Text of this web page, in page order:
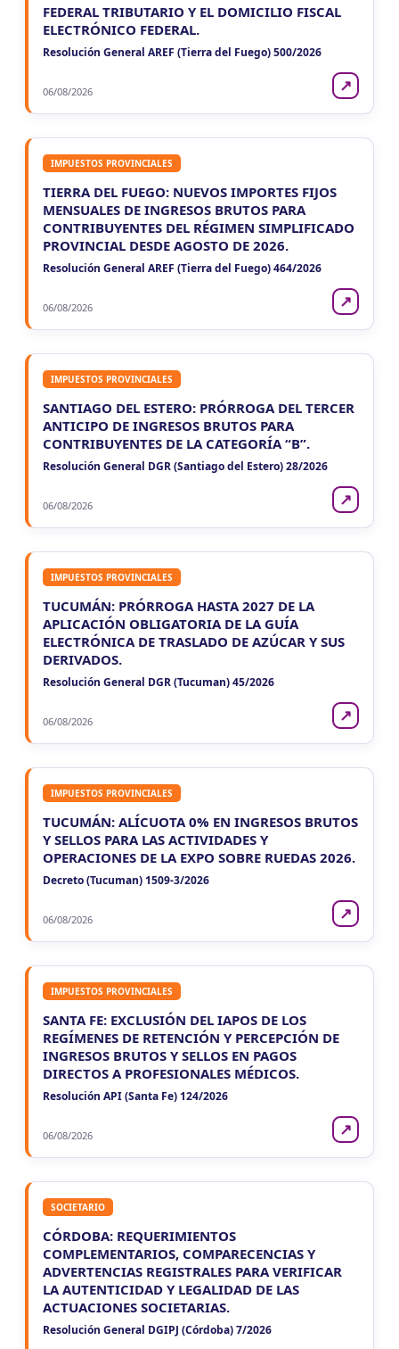
LUN
10 NACIONAL
Casas Particulares F102/RT
10
CUIT 0-1-3-…
FEDERAL TRIBUTARIO Y EL DOMICILIO FISCAL
ELECTRÓNICO FEDERAL.
Resolución General AREF (Tierra del Fuego) 500/2026
06/08/2026 ↗
IMPUESTOS PROVINCIALES
TIERRA DEL FUEGO: NUEVOS IMPORTES FIJOS
MENSUALES DE INGRESOS BRUTOS PARA
CONTRIBUYENTES DEL RÉGIMEN SIMPLIFICADO
PROVINCIAL DESDE AGOSTO DE 2026.
Resolución General AREF (Tierra del Fuego) 464/2026
06/08/2026 ↗
IMPUESTOS PROVINCIALES
SANTIAGO DEL ESTERO: PRÓRROGA DEL TERCER
ANTICIPO DE INGRESOS BRUTOS PARA
CONTRIBUYENTES DE LA CATEGORÍA “B”.
Resolución General DGR (Santiago del Estero) 28/2026
06/08/2026 ↗
IMPUESTOS PROVINCIALES
TUCUMÁN: PRÓRROGA HASTA 2027 DE LA
APLICACIÓN OBLIGATORIA DE LA GUÍA
ELECTRÓNICA DE TRASLADO DE AZÚCAR Y SUS
DERIVADOS.
Resolución General DGR (Tucuman) 45/2026
06/08/2026 ↗
IMPUESTOS PROVINCIALES
TUCUMÁN: ALÍCUOTA 0% EN INGRESOS BRUTOS
Y SELLOS PARA LAS ACTIVIDADES Y
OPERACIONES DE LA EXPO SOBRE RUEDAS 2026.
Decreto (Tucuman) 1509-3/2026
06/08/2026 ↗
IMPUESTOS PROVINCIALES
SANTA FE: EXCLUSIÓN DEL IAPOS DE LOS
REGÍMENES DE RETENCIÓN Y PERCEPCIÓN DE
INGRESOS BRUTOS Y SELLOS EN PAGOS
DIRECTOS A PROFESIONALES MÉDICOS.
Resolución API (Santa Fe) 124/2026
06/08/2026 ↗
SOCIETARIO
CÓRDOBA: REQUERIMIENTOS
COMPLEMENTARIOS, COMPARECENCIAS Y
ADVERTENCIAS REGISTRALES PARA VERIFICAR
LA AUTENTICIDAD Y LEGALIDAD DE LAS
ACTUACIONES SOCIETARIAS.
Resolución General DGIPJ (Córdoba) 7/2026